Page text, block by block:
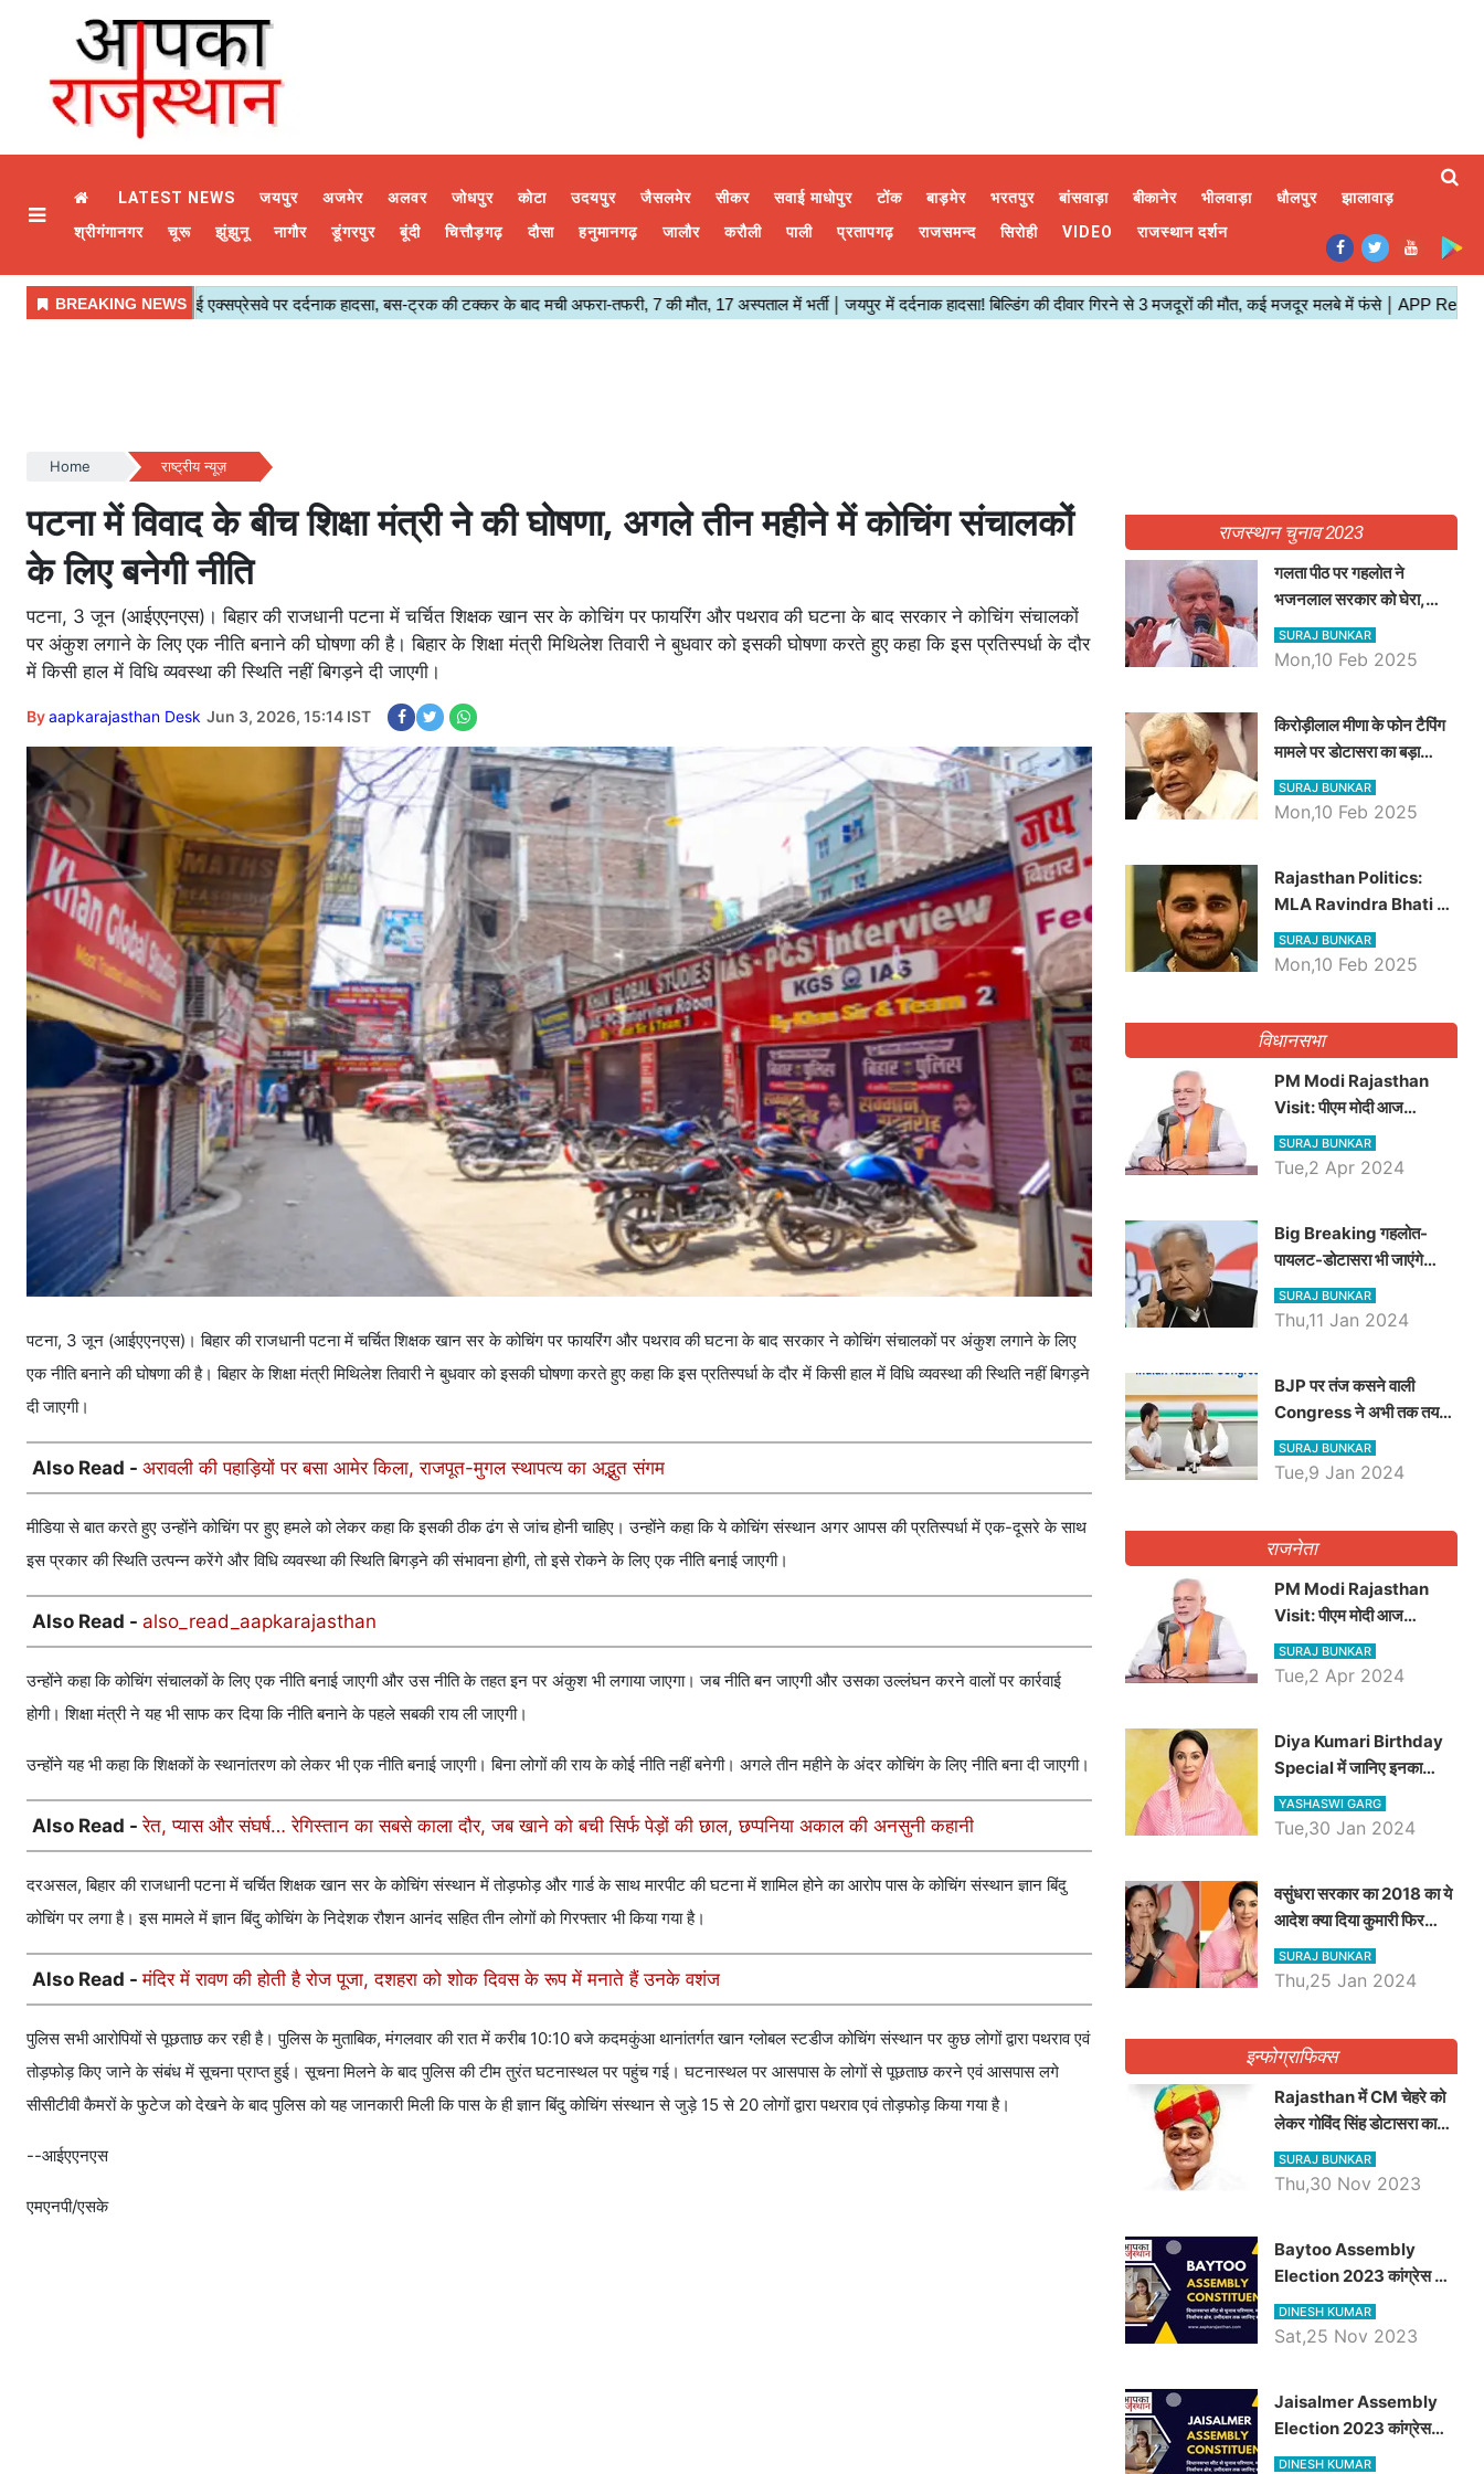
LATEST NEWS जयपुर अजमेर अलवर जोधपुर कोटा उदयपुर जैसलमेर सीकर सवाई माधोपुर टोंक बाड़मेर भरतपुर बांसवाड़ा बीकानेर भीलवाड़ा धौलपुर
झालावाड़
श्रीगंगानगर
चूरू झुंझुनू नागौर डूंगरपुर बूंदी चित्तौड़गढ़ दौसा हनुमानगढ़ जालौर करौली पाली प्रतापगढ़ राजसमन्द सिरोही VIDEO राजस्थान दर्शन
Home राष्ट्रीय न्यूज़
पटना में विवाद के बीच शिक्षा मंत्री ने की घोषणा, अगले तीन महीने में कोचिंग संचालकों
के लिए बनेगी नीति
पटना, 3 जून (आईएएनएस)। बिहार की राजधानी पटना में चर्चित शिक्षक खान सर के कोचिंग पर फायरिंग और पथराव की घटना के बाद सरकार ने कोचिंग संचालकों
पर अंकुश लगाने के लिए एक नीति बनाने की घोषणा की है। बिहार के शिक्षा मंत्री मिथिलेश तिवारी ने बुधवार को इसकी घोषणा करते हुए कहा कि इस प्रतिस्पर्धा के दौर
में किसी हाल में विधि व्यवस्था की स्थिति नहीं बिगड़ने दी जाएगी।
Byaapkarajasthan Desk Jun 3, 2026, 15:14 IST
पटना, 3 जून (आईएएनएस)। बिहार की राजधानी पटना में चर्चित शिक्षक खान सर के कोचिंग पर फायरिंग और पथराव की घटना के बाद सरकार ने कोचिंग संचालकों पर अंकुश लगाने के लिए
एक नीति बनाने की घोषणा की है। बिहार के शिक्षा मंत्री मिथिलेश तिवारी ने बुधवार को इसकी घोषणा करते हुए कहा कि इस प्रतिस्पर्धा के दौर में किसी हाल में विधि व्यवस्था की स्थिति नहीं बिगड़ने
दी जाएगी।
Also Read - अरावली की पहाड़ियों पर बसा आमेर किला, राजपूत-मुगल स्थापत्य का अद्भुत संगम
मीडिया से बात करते हुए उन्होंने कोचिंग पर हुए हमले को लेकर कहा कि इसकी ठीक ढंग से जांच होनी चाहिए। उन्होंने कहा कि ये कोचिंग संस्थान अगर आपस की प्रतिस्पर्धा में एक-दूसरे के साथ
इस प्रकार की स्थिति उत्पन्न करेंगे और विधि व्यवस्था की स्थिति बिगड़ने की संभावना होगी, तो इसे रोकने के लिए एक नीति बनाई जाएगी।
Also Read - also_read_aapkarajasthan
उन्होंने कहा कि कोचिंग संचालकों के लिए एक नीति बनाई जाएगी और उस नीति के तहत इन पर अंकुश भी लगाया जाएगा। जब नीति बन जाएगी और उसका उल्लंघन करने वालों पर कार्रवाई
होगी। शिक्षा मंत्री ने यह भी साफ कर दिया कि नीति बनाने के पहले सबकी राय ली जाएगी।
उन्होंने यह भी कहा कि शिक्षकों के स्थानांतरण को लेकर भी एक नीति बनाई जाएगी। बिना लोगों की राय के कोई नीति नहीं बनेगी। अगले तीन महीने के अंदर कोचिंग के लिए नीति बना दी जाएगी।
Also Read -रेत, प्यास और संघर्ष… रेगिस्तान का सबसे काला दौर, जब खाने को बची सिर्फ पेड़ों की छाल, छप्पनिया अकाल की अनसुनी कहानी
दरअसल, बिहार की राजधानी पटना में चर्चित शिक्षक खान सर के कोचिंग संस्थान में तोड़फोड़ और गार्ड के साथ मारपीट की घटना में शामिल होने का आरोप पास के कोचिंग संस्थान ज्ञान बिंदु
कोचिंग पर लगा है। इस मामले में ज्ञान बिंदु कोचिंग के निदेशक रौशन आनंद सहित तीन लोगों को गिरफ्तार भी किया गया है।
Also Read -मंदिर में रावण की होती है रोज पूजा, दशहरा को शोक दिवस के रूप में मनाते हैं उनके वशंज
पुलिस सभी आरोपियों से पूछताछ कर रही है। पुलिस के मुताबिक, मंगलवार की रात में करीब 10:10 बजे कदमकुंआ थानांतर्गत खान ग्लोबल स्टडीज कोचिंग संस्थान पर कुछ लोगों द्वारा पथराव एवं
तोड़फोड़ किए जाने के संबंध में सूचना प्राप्त हुई। सूचना मिलने के बाद पुलिस की टीम तुरंत घटनास्थल पर पहुंच गई। घटनास्थल पर आसपास के लोगों से पूछताछ करने एवं आसपास लगे
सीसीटीवी कैमरों के फुटेज को देखने के बाद पुलिस को यह जानकारी मिली कि पास के ही ज्ञान बिंदु कोचिंग संस्थान से जुड़े 15 से 20 लोगों द्वारा पथराव एवं तोड़फोड़ किया गया है।
--आईएएनएस
एमएनपी/एसके
राजस्थान चुनाव 2023
गलता पीठ पर गहलोत ने
भजनलाल सरकार को घेरा,
Video में देखें अब तक बड़ी
खबरें
SURAJ BUNKAR
Mon,10 Feb 2025
किरोड़ीलाल मीणा के फोन टैपिंग
मामले पर डोटासरा का बड़ा
आरोप, वीडियो में देखें AZ बड़ी
खबरें
SURAJ BUNKAR
Mon,10 Feb 2025
Rajasthan Politics:
MLA Ravindra Bhati ने
प्रदेश की शिक्षा व्यवस्था पर
उठाए सवाल, Madan
SURAJ BUNKAR
Mon,10 Feb 2025
विधानसभा
PM Modi Rajasthan
Visit: पीएम मोदी आज
राजस्थान में कोटपूतली में करेंगे
विशाल रैली, एक सभा से 8 सीटों
SURAJ BUNKAR
Tue,2 Apr 2024
Big Breaking गहलोत-
पायलट-डोटासरा भी जाएंगे
अयोध्या, करेंगे रामलला के दर्शन
SURAJ BUNKAR
Thu,11 Jan 2024
BJP पर तंज कसने वाली
Congress ने अभी तक तय
नहीं किया नेता प्रतिपक्ष, जानें
कौन होगा दावेदार
SURAJ BUNKAR
Tue,9 Jan 2024
राजनेता
PM Modi Rajasthan
Visit: पीएम मोदी आज
राजस्थान में कोटपूतली में करेंगे
विशाल रैली, एक सभा से 8 सीटों
SURAJ BUNKAR
Tue,2 Apr 2024
Diya Kumari Birthday
Special में जानिए इनका
राजकुमारी से राजस्थान की
डिप्टी सीएम बनने तक का सफर,
YASHASWI GARG
Tue,30 Jan 2024
वसुंधरा सरकार का 2018 का ये
आदेश क्या दिया कुमारी फिर
करेंगी लागू? कांग्रेस सरकार ने
किया था निरस्त
SURAJ BUNKAR
Thu,25 Jan 2024
इन्फोग्राफिक्स
Rajasthan में CM चेहरे को
लेकर गोविंद सिंह डोटासरा का
बड़ा बयान आया सामने, जानें
विचार
SURAJ BUNKAR
Thu,30 Nov 2023
Baytoo Assembly
Election 2023 कांग्रेस से
हरीश चौधरी तो बालाराम मुंड होंगे
भाजपा उम्मीदवार, जानिये बायतू
DINESH KUMAR
Sat,25 Nov 2023
​​​​​​​Jaisalmer Assembly
Election 2023 कांग्रेस
रूपा राम मेघवाल तो छोटु सिंह
DINESH KUMAR